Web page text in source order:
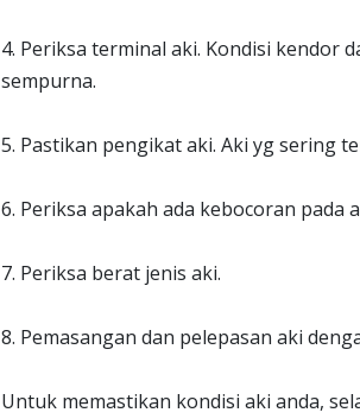
4. Periksa terminal aki. Kondisi kendor
sempurna.
5. Pastikan pengikat aki. Aki yg sering
6. Periksa apakah ada kebocoran pada
7. Periksa berat jenis aki.
8. Pemasangan dan pelepasan aki
Untuk memastikan kondisi aki anda,